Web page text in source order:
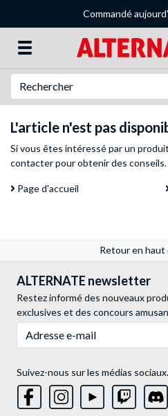
Commandé
L'article n'est pas
Si vous êtes intéressé par un
contacterpour obtenir des conseils.
Page d'accueil
Retour en haut
ALTERNATE newsletter
Restez informé des nouveaux
exclusives et des concours
Suivez-nous sur les médias sociaux.